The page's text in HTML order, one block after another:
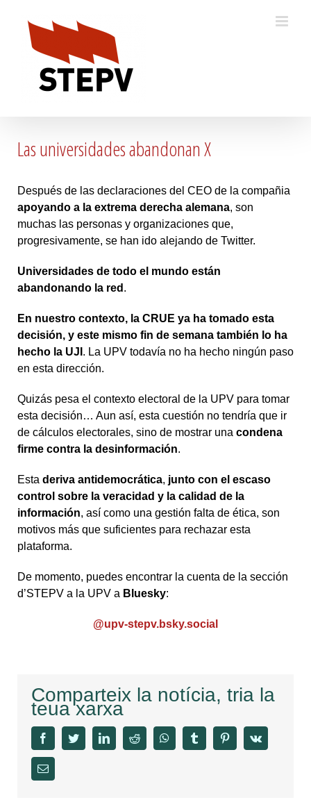
content
Las universidades abandonan X
Después de las declaraciones del CEO de la compañia
apoyando a la extrema derecha alemana, son
muchas las personas y organizaciones que,
progresivamente, se han ido alejando de Twitter.
Universidades de todo el mundo están
abandonando la red .
En nuestro contexto, la CRUE ya ha tomado esta
decisión, y este mismo fin de semana también lo ha
hecho la UJI . La UPV todavía no ha hecho ningún paso
en esta dirección.
Quizás pesa el contexto electoral de la UPV para tomar
esta decisión… Aun así, esta cuestión no tendría que ir
de cálculos electorales, sino de mostrar una condena
firme contra la desinformación.
Esta deriva antidemocrática, junto con el escaso
control sobre la veracidad y la calidad de la
información, así como una gestión falta de ética, son
motivos más que suficientes para rechazar esta
plataforma.
De momento, puedes encontrar la cuenta de la sección
d’STEPV a la UPV a Bluesky:
@upv-stepv.bsky.social
Comparteix la notícia, tria la
teua xarxa
facebooktwitter linkedinreddit whatsapptumblr pinterestvk
Email